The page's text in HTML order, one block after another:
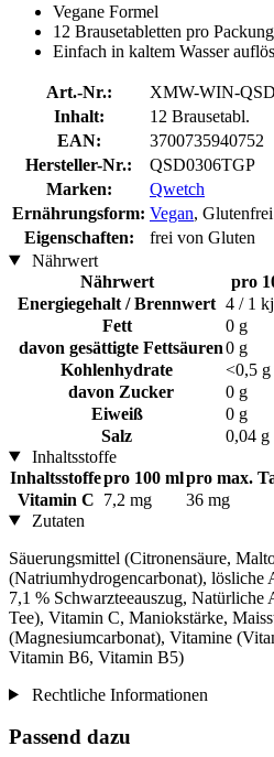
Vegane Formel
12 Brausetabletten pro Packung
Einfach in kaltem Wasser
Art.-Nr.:
XMW-WIN-
Inhalt:
12 Brausetabl.
EAN:
3700735940752
Hersteller-Nr.:
QSD0306TGP
Marken:
Qwetch
Ernährungsform: Vegan, Glutenfrei
Eigenschaften:
frei von Gluten
Nährwert
Nährwert
pro
Energiegehalt / Brennwert 4 / 1
Fett
0 g
davon gesättigte Fettsäuren0 g
Kohlenhydrate
<0,5 g
davon Zucker
0 g
Eiweiß
0 g
Salz
0,04 g
Inhaltsstoffe
Inhaltsstoffepro 100 mlpro max.
Vitamin C 7,2 mg
36 mg
Zutaten
Säuerungsmittel (Citronensäure,
(Natriumhydrogencarbonat), lösliche
7,1 % Schwarzteeauszug, Natürliche
Tee), Vitamin C, Maniokstärke,
(Magnesiumcarbonat), Vitamine
Vitamin B6, Vitamin B5)
Rechtliche Informationen
Passend dazu